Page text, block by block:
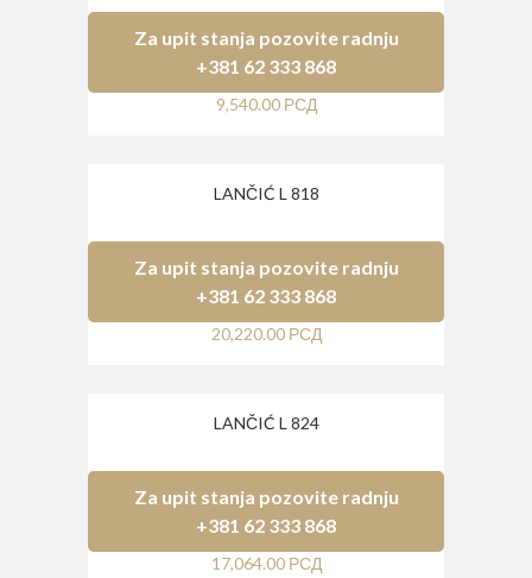
Za upit stanja pozovite radnju
+381 62 333 868
9,540.00 РСД
LANČIĆ L 818
Za upit stanja pozovite radnju
+381 62 333 868
20,220.00 РСД
LANČIĆ L 824
Za upit stanja pozovite radnju
+381 62 333 868
17,064.00 РСД